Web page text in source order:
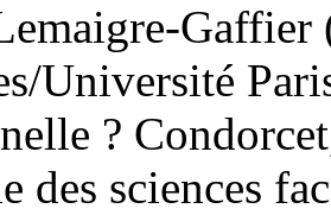
Gaffier
Université
?
des sciences